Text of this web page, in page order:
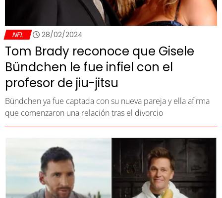
NFL 28/02/2024
Tom Brady reconoce que Gisele
Bündchen le fue infiel con el
profesor de jiu-jitsu
Bündchen ya fue captada con su nueva pareja y ella afirma
que comenzaron una relación tras el divorcio